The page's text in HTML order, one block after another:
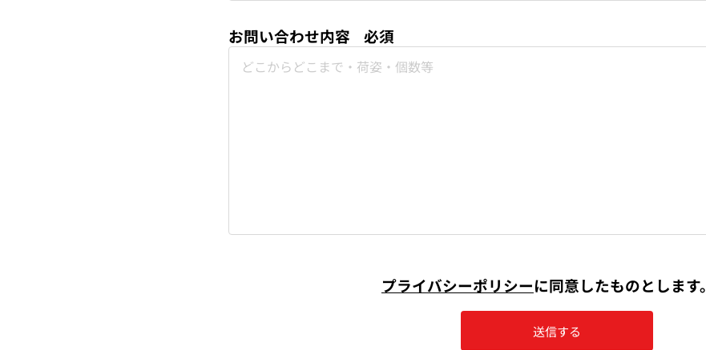
お問い合わせ内容 必須
プライバシーポリシーに同意したものとします。
送信する